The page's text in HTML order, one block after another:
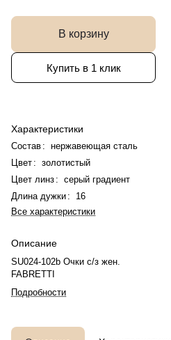
В корзину
Купить в 1 клик
Характеристики
Состав : нержавеющая сталь
Цвет : золотистый
Цвет линз : серый градиент
Длина дужки :
16
Все характеристики
Описание
SU024-102b Очки с/з жен.
FABRETTI
Подробности